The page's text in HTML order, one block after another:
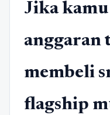
Jika
anggaran
membeli
flagship